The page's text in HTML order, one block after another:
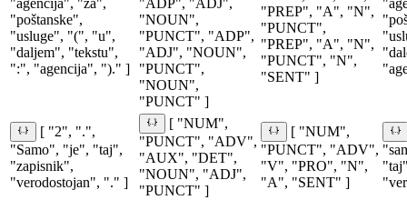
"agencija", "za",
"poštanske",
"usluge", "(", "u",
"daljem", "tekstu",
":", "agencija", ")." ]
"ADP", "ADJ",
"NOUN",
"PUNCT", "ADP",
"ADJ", "NOUN",
"PUNCT",
"NOUN",
"PUNCT" ]
"PREP", "A", "N",
"PUNCT",
"PREP", "A", "N",
"PUNCT", "N",
"SENT" ]
[ "2", ".",
"Samo", "je", "taj",
"zapisnik",
"verodostojan", "." ]
[ "NUM",
"PUNCT", "ADV",
"AUX", "DET",
"NOUN", "ADJ",
"PUNCT" ]
[ "NUM",
"PUNCT", "ADV",
"V", "PRO", "N",
"A", "SENT" ]